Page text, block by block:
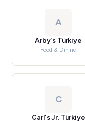
A
Arby's Türkiye
Food & Dining
C
Carl's Jr. Türkiye